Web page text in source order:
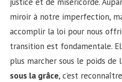
miroir à notre imperfection,
accomplir la loi pour nous
transition est fondamentale.
plus marcher sous le poids de
sous la grâce, c’est